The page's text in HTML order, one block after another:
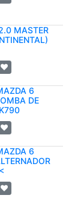
MASTER
6
DE
6